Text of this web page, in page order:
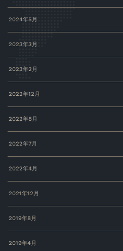
2024年5月
2023年3月
2023年2月
2022年12月
2022年8月
2022年7月
2022年4月
2021年12月
2019年8月
2019年4月